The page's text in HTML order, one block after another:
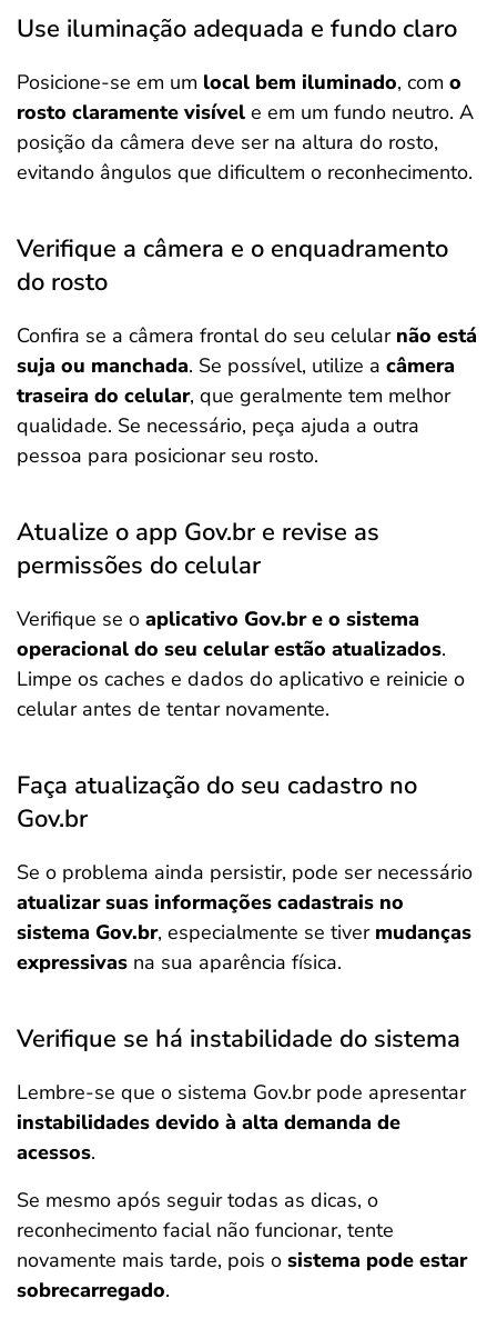
Use iluminação adequada e fundo claro
Posicione-se em um local bem iluminado, com o
rosto claramente visível e em um fundo neutro. A
posição da câmera deve ser na altura do rosto,
evitando ângulos que dificultem o reconhecimento.
Verifique a câmera e o enquadramento
do rosto
Confira se a câmera frontal do seu celular não está
suja ou manchada. Se possível, utilize a câmera
traseira do celular, que geralmente tem melhor
qualidade. Se necessário, peça ajuda a outra
pessoa para posicionar seu rosto.
Atualize o app Gov.br e revise as
permissões do celular
Verifique se o aplicativo Gov.br e o sistema
operacional do seu celular estão atualizados.
Limpe os caches e dados do aplicativo e reinicie o
celular antes de tentar novamente.
Faça atualização do seu cadastro no
Gov.br
Se o problema ainda persistir, pode ser necessário
atualizar suas informações cadastrais no
sistema Gov.br, especialmente se tivermudanças
expressivas na sua aparência física.
Verifique se há instabilidade do sistema
Lembre-se que o sistema Gov.br pode apresentar
instabilidades devido à alta demanda de
acessos.
Se mesmo após seguir todas as dicas, o
reconhecimento facial não funcionar, tente
novamente mais tarde, pois o sistema pode estar
sobrecarregado.​